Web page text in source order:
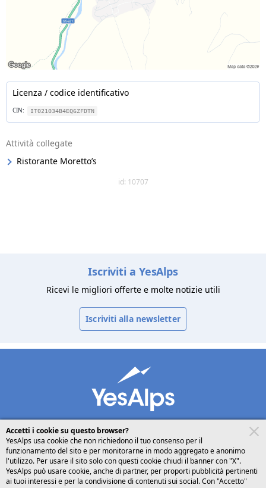
Licenza / codice identificativo
CIN: IT021034B4EQ6ZFDTN
Attività collegate
Ristorante Moretto’s
id: 10707
Iscriviti a YesAlps
Ricevi le migliori offerte e molte notizie utili
Iscriviti alla newsletter
desktop seguici su
Accetti i cookie su questo browser?
YesAlps usa cookie che non richiedono il tuo consenso per il
funzionamento del sito e per monitorarne in modo aggregato e anonimo
l'utilizzo. Per usare il sito solo con questi cookie chiudi il banner con "X".
YesAlps può usare cookie, anche di partner, per proporti pubblicità pertinenti
ai tuoi interessi e per la condivisione di contenuti sui social. Con "Accetto"